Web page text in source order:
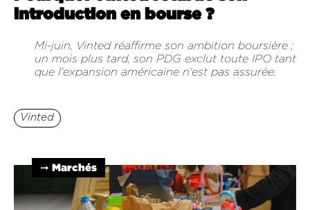
introduction en bourse ?
Mi-juin, Vinted réaffirme son ambition boursière ;
un mois plus tard, son PDG exclut toute IPO tant
que l'expansion américaine n'est pas assurée.
Vinted
➞ Marchés